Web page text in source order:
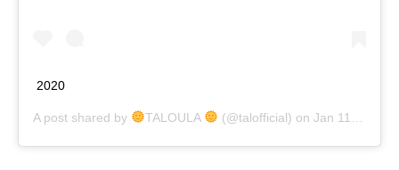
2020
A post shared by TALOULA (@talofficial) on Jan 11, 2020 at 12:34pm PST